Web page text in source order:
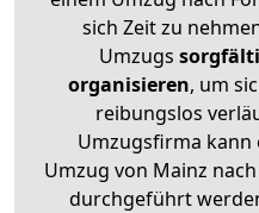
sich Zeit zu
Umzugs
organisieren, um
reibungslos
Umzugsfirma
Umzug von Mainz
durchgeführt